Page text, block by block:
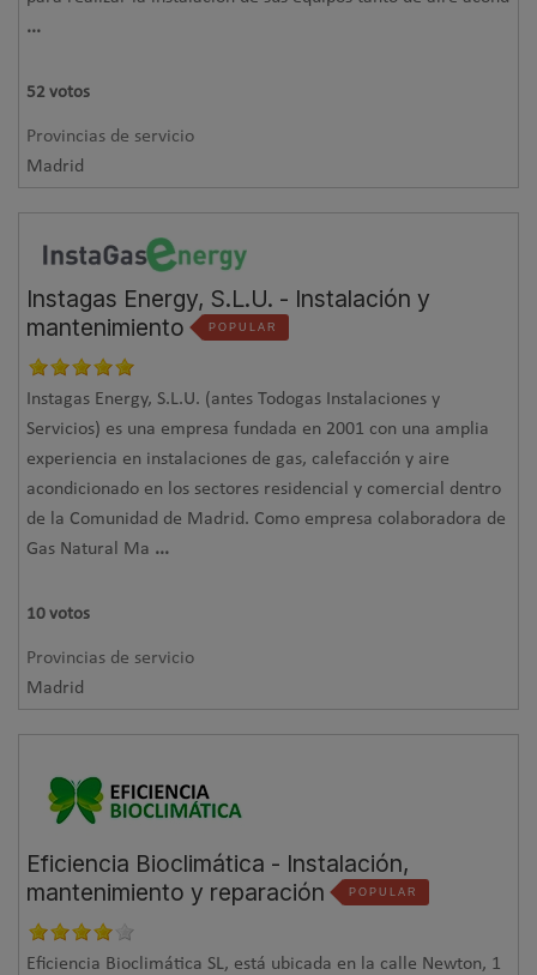
...
52 votos
Provincias de servicio
Madrid
Instagas Energy, S.L.U. - Instalación y
mantenimiento
POPULAR
Instagas Energy, S.L.U. (antes Todogas Instalaciones y
Servicios) es una empresa fundada en 2001 con una amplia
experiencia en instalaciones de gas, calefacción y aire
acondicionado en los sectores residencial y comercial dentro
de la Comunidad de Madrid. Como empresa colaboradora de
Gas Natural Ma ...
10 votos
Provincias de servicio
Madrid
Eficiencia Bioclimática - Instalación,
mantenimiento y reparación
POPULAR
Eficiencia Bioclimática SL, está ubicada en la calle Newton, 1